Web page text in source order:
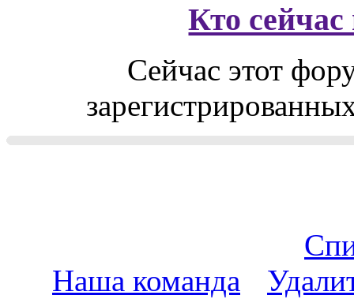
Кто
Сейчас этот
Наша команда